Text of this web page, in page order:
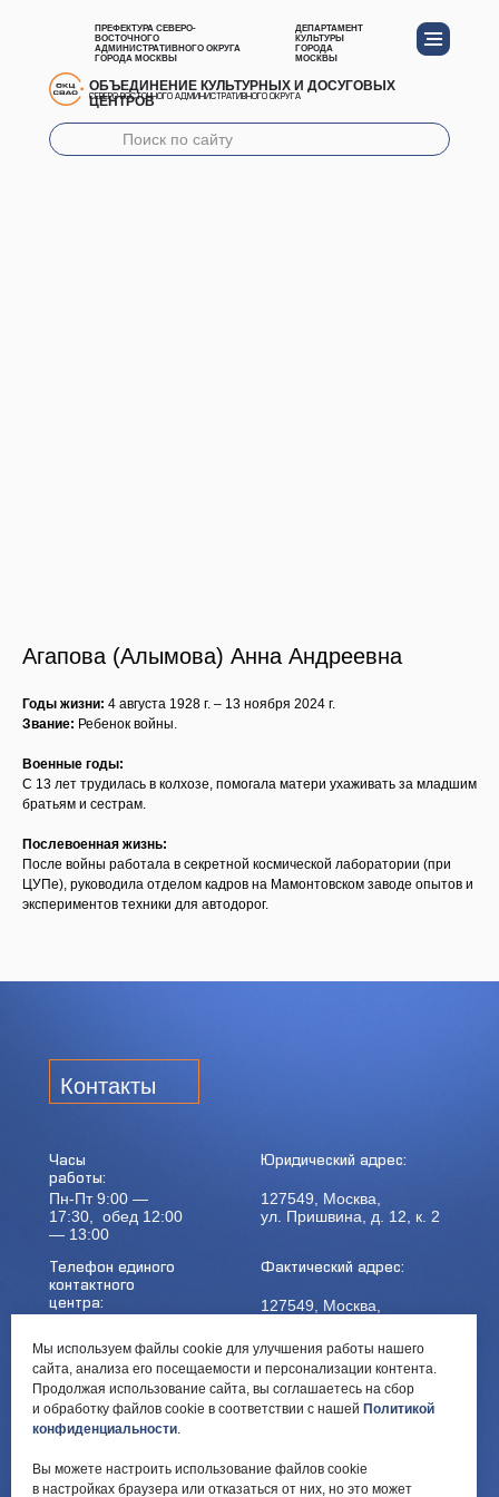
ПРЕФЕКТУРА СЕВЕРО-
ВОСТОЧНОГО
АДМИНИСТРАТИВНОГО ОКРУГА
ГОРОДА МОСКВЫ
ДЕПАРТАМЕНТ
КУЛЬТУРЫ
ГОРОДА
МОСКВЫ
ОБЪЕДИНЕНИЕ КУЛЬТУРНЫХ И ДОСУГОВЫХ
ЦЕНТРОВ
СЕВЕРО-ВОСТОЧНОГО АДМИНИСТРАТИВНОГО ОКРУГА
Агапова (Алымова) Анна Андреевна
Годы жизни: 4 августа 1928 г. – 13 ноября 2024 г.
Звание: Ребенок войны.
Военные годы:
С 13 лет трудилась в колхозе, помогала матери ухаживать за младшим
братьям и сестрам.
Послевоенная жизнь:
После войны работала в секретной космической лаборатории (при
ЦУПе), руководила отделом кадров на Мамонтовском заводе опытов и
экспериментов техники для автодорог.
Контакты
Фактический адрес:
127549, Москва,
Телефон единого
контактного
центра:
Юридический адрес:
127549, Москва,
ул. Пришвина, д. 12, к. 2
okc-
svao@svao.mos.ru
Почта:
Часы
работы:
Пн-Пт 9:00 —
17:30, обед 12:00
— 13:00
Об учреждении:
Электронный каталог:
Результаты НОК
Электронные ресурсы:
Мы используем файлы cookie для улучшения работы нашего
сайта, анализа его посещаемости и персонализации контента.
Продолжая использование сайта, вы соглашаетесь на сбор
и обработку файлов cookie в соответствии с нашей Политикой
конфиденциальности.
Вы можете настроить использование файлов cookie
в настройках браузера или отказаться от них, но это может